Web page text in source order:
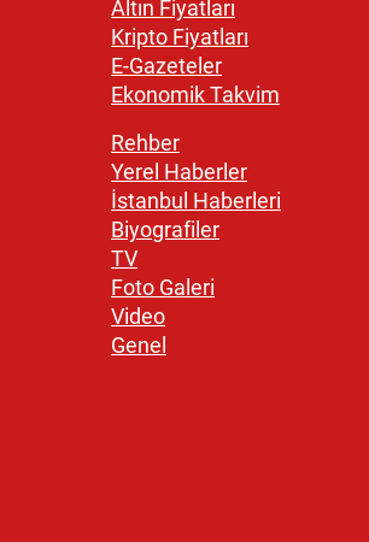
Altın Fiyatları
Kripto Fiyatları
E-Gazeteler
Ekonomik Takvim
Rehber
Yerel Haberler
İstanbul Haberleri
Biyografiler
TV
Foto Galeri
Video
Genel